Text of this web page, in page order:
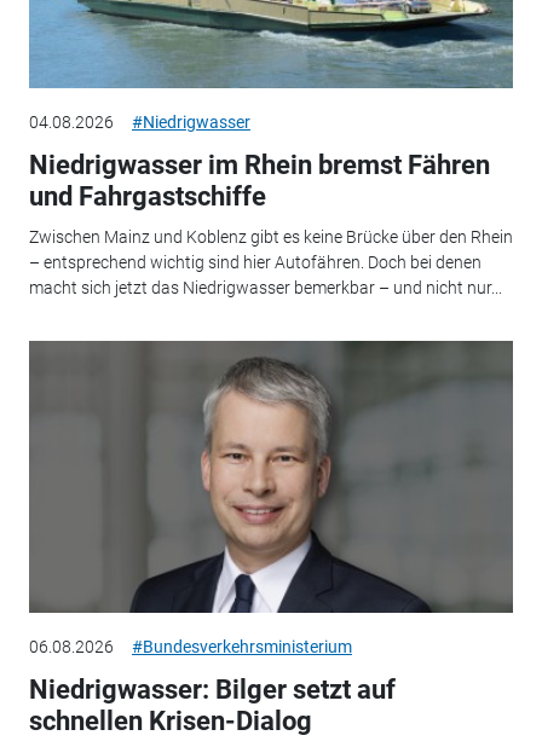
04.08.2026 #Niedrigwasser
Niedrigwasser im Rhein bremst Fähren
und Fahrgastschiffe
Zwischen Mainz und Koblenz gibt es keine Brücke über den Rhein
– entsprechend wichtig sind hier Autofähren. Doch bei denen
macht sich jetzt das Niedrigwasser bemerkbar – und nicht nur...
06.08.2026 #Bundesverkehrsministerium
Niedrigwasser: Bilger setzt auf
schnellen Krisen-Dialog